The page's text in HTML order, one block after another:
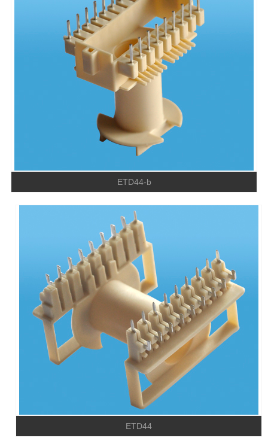
ETD44-b
ETD44